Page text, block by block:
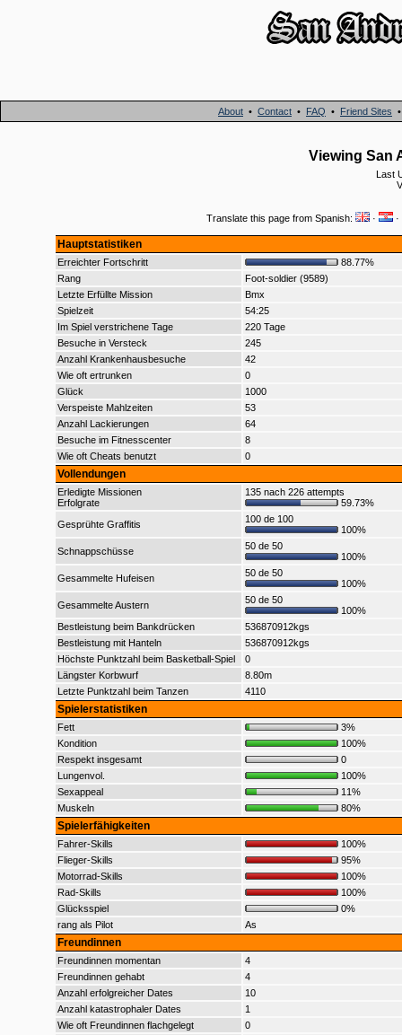
About • Contact • FAQ • Friend Sites
Viewing San
Last
Translate this page from Spanish: · ·
Hauptstatistiken
Erreichter Fortschritt
88.77%
Rang
Foot-soldier (9589)
Letzte Erfüllte Mission
Bmx
Spielzeit
54:25
Im Spiel verstrichene Tage
220 Tage
Besuche in Versteck
245
Anzahl Krankenhausbesuche
42
Wie oft ertrunken
0
Glück
1000
Verspeiste Mahlzeiten
53
Anzahl Lackierungen
64
Besuche im Fitnesscenter
8
Wie oft Cheats benutzt
0
Vollendungen
Erledigte Missionen
Erfolgrate
135 nach 226 attempts
59.73%
Gesprühte Graffitis
100 de 100
100%
Schnappschüsse
50 de 50
100%
Gesammelte Hufeisen
50 de 50
100%
Gesammelte Austern
50 de 50
100%
Bestleistung beim Bankdrücken
536870912kgs
Bestleistung mit Hanteln
536870912kgs
Höchste Punktzahl beim Basketball-Spiel
0
Längster Korbwurf
8.80m
Letzte Punktzahl beim Tanzen
4110
Spielerstatistiken
Fett
3%
Kondition
100%
Respekt insgesamt
0
Lungenvol.
100%
Sexappeal
11%
Muskeln
80%
Spielerfähigkeiten
Fahrer-Skills
100%
Flieger-Skills
95%
Motorrad-Skills
100%
Rad-Skills
100%
Glücksspiel
0%
rang als Pilot
As
Freundinnen
Freundinnen momentan
4
Freundinnen gehabt
4
Anzahl erfolgreicher Dates
10
Anzahl katastrophaler Dates
1
Wie oft Freundinnen flachgelegt
0